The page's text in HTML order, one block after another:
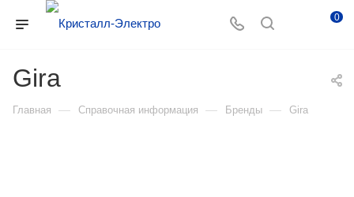
0
Gira
Главная — Справочная информация — Бренды — Gira